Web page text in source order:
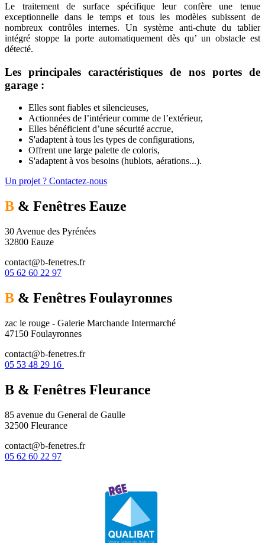
Le traitement de surface spécifique leur confère une tenue
exceptionnelle dans le temps et tous les modèles subissent de
nombreux contrôles internes. Un système anti-chute du tablier
intégré stoppe la porte automatiquement dès qu’ un obstacle est
détecté.
Les principales caractéristiques de nos portes de
garage :
Elles sont fiables et silencieuses,
Actionnées de l’intérieur comme de l’extérieur,
Elles bénéficient d’une sécurité accrue,
S'adaptent à tous les types de configurations,
Offrent une large palette de coloris,
S'adaptent à vos besoins (hublots, aérations...).
Un projet ? Contactez-nous
B & Fenêtres Eauze
30 Avenue des Pyrénées
32800 Eauze
contact@b-fenetres.fr
05 62 60 22 97
B & Fenêtres Foulayronnes
zac le rouge - Galerie Marchande Intermarché
47150 Foulayronnes
contact@b-fenetres.fr
05 53 48 29 16
B & Fenêtres Fleurance
85 avenue du General de Gaulle
32500 Fleurance
contact@b-fenetres.fr
05 62 60 22 97